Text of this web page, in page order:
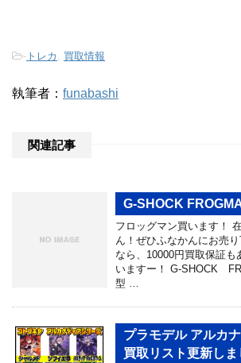
- トレカ 買取情報
執筆者： funabashi
関連記事
G-SHOCK
フロッグマン買います！
ん！ぜひふなかんにお売
なら、10000円買取保証も
いますー！ G-SHOCK
型 …
プラモデル アルカ
買取リスト更新し